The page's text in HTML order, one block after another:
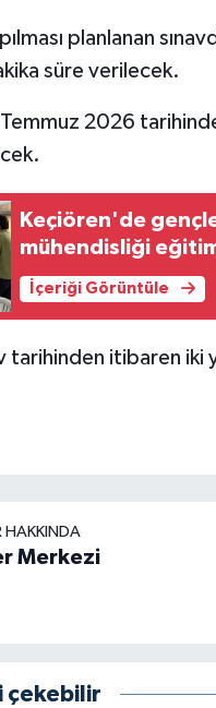
planlanan
süre verilecek.
2026
Keçiören'de
mühendisliği
İçeriği Görüntüle
tarihinden itibaren
HAKKINDA
Merkezi
çekebilir